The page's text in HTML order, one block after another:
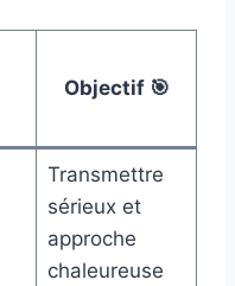
Objectif 🎯
Transmettre
sérieux et
approche
chaleureuse